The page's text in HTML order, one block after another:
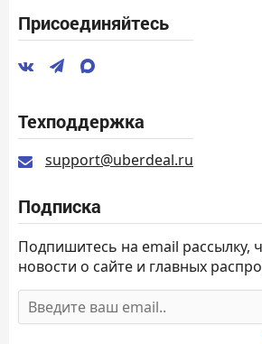
Присоединяйтесь
Техподдержка
support@uberdeal.ru
Подписка
Подпишитесь на email рассылку,
новости о сайте и главных